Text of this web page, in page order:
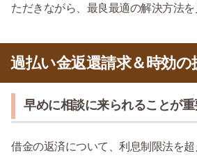
ただきながら、最良最適の解決方法を
過払い金返還請求＆時効の
早めに相談に来られることが重
借金の返済について、利息制限法を